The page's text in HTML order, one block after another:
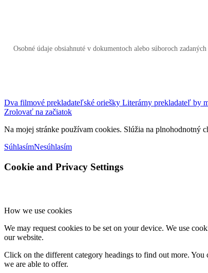
Osobné údaje obsiahnuté v dokumentoch alebo súboroch
Dva filmové prekladateľské oriešky Literárny prekladateľ by
Zrolovať na začiatok
Na mojej stránke používam cookies. Slúžia na
SúhlasímNesúhlasím
Cookie and Privacy Settings
How we use cookies
We may request cookies to be set on your device. We use
our website.
Click on the different category headings to find out more. You
we are able to offer.